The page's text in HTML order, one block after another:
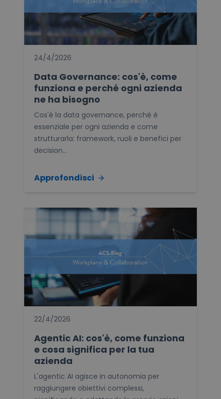
24/4/2026
Data Governance: cos'è, come
funziona e perché ogni azienda
ne ha bisogno
Cos'è la data governance, perché è
essenziale per ogni azienda e come
strutturarla: framework, ruoli e benefici per
decision...
Approfondisci
22/4/2026
Agentic AI: cos'è, come funziona
e cosa significa per la tua
azienda
L'agentic AI agisce in autonomia per
raggiungere obiettivi complessi,